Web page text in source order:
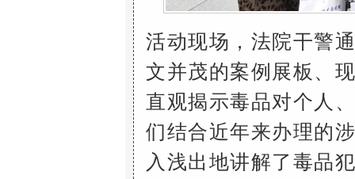
活动现场，法院干警
文并茂的案例展板、
直观揭示毒品对个人
们结合近年来办理的
入浅出地讲解了毒品